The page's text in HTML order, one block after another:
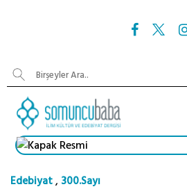
Edebiyat, 300.Sayı